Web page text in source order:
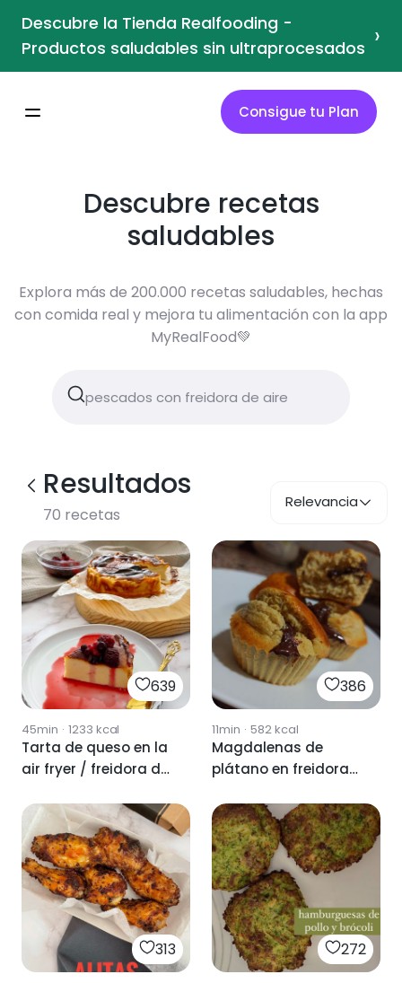
Descubre la Tienda Realfooding -
Productos saludables sin ultraprocesados ›
Consigue tu Plan
Descubre recetas
saludables
Explora más de 200.000 recetas saludables, hechas
con comida real y mejora tu alimentación con la app
MyRealFood💚
Resultados
70 recetas
Relevancia
639
45min · 1233 kcal
Tarta de queso en la
air fryer / freidora de
386
11min · 582kcal
Magdalenas de
plátano en freidora
313 272